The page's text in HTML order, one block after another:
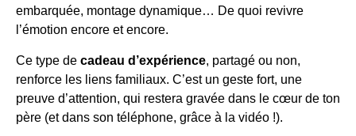
embarquée, montage dynamique… De quoi revivre
l’émotion encore et encore.
Ce type de cadeau d’expérience, partagé ou non,
renforce les liens familiaux. C’est un geste fort, une
preuve d’attention, qui restera gravée dans le cœur de ton
père (et dans son téléphone, grâce à la vidéo !).